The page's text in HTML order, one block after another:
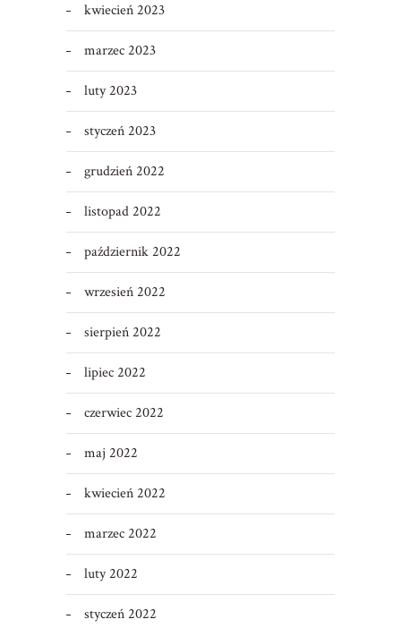
kwiecień 2023
marzec 2023
luty 2023
styczeń 2023
grudzień 2022
listopad 2022
październik 2022
wrzesień 2022
sierpień 2022
lipiec 2022
czerwiec 2022
maj 2022
kwiecień 2022
marzec 2022
luty 2022
styczeń 2022